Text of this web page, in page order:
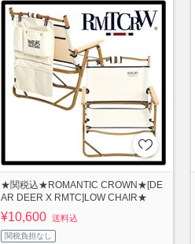
★関税込★ROMANTIC CROWN★[DE
AR DEER X RMTC]LOW CHAIR★
¥10,600 送料込
関税負担なし